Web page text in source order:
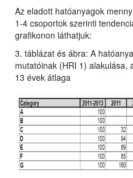
Az eladott hatóanyagok
1-4 csoportok szerinti
grafikonon láthatjuk:
3. táblázat és ábra: A
mutatóinak (HRI 1) alakulása,
13 évek átlaga